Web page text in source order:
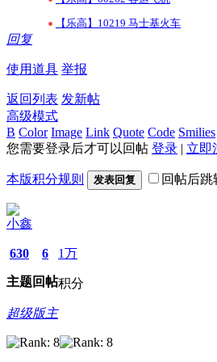
• 【乐高】10219 马士基火车
回复
使用道具 举报
返回列表 发新帖
高级模式
B Color Image Link Quote Code Smilies
您需要登录后才可以回帖 登录 | 立即
本版积分规则 发表回复 回帖后
小鑫
630
主题
6
回帖
1万
积分
超级版主